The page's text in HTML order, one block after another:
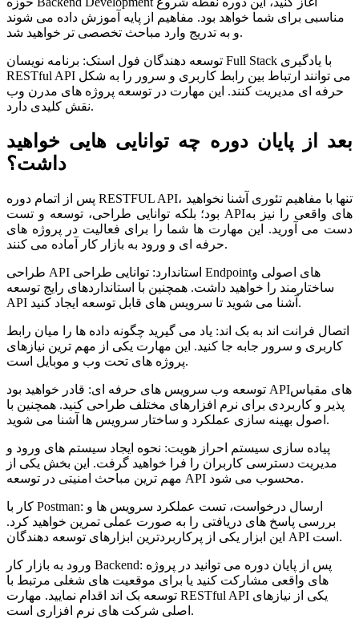
مناسبی برای شما خواهد بود. مفاهیم از پایه آموزش داده می شوند
و به تدریج وارد مباحث تخصصی تر خواهید شد.
توسعه دهندگان فول استک: برنامه نویسان Full Stack با یادگیری
RESTful API می توانند ارتباط بین رابط کاربری و سرور را به شکل
حرفه ای مدیریت کنند. این مهارت در توسعه پروژه های مدرن وب
نقش کلیدی دارد.
بعد از پایان دوره چه توانایی هایی خواهید
داشت؟
پس از اتمام دوره RESTFUL API، تنها با مفاهیم تئوری آشنا نخواهید
بود؛ بلکه توانایی طراحی، توسعه و تست APIهای واقعی را نیز به
دست می آورید. این مهارت ها شما را برای فعالیت در پروژه های
حرفه ای و ورود به بازار کار آماده می کنند.
طراحی API استاندارد: توانایی طراحی Endpointهای اصولی و
ساختارمند را خواهید داشت. همچنین با استانداردهای رایج توسعه
API آشنا می شوید تا سرویس های قابل توسعه ایجاد کنید.
اتصال فرانت اند به بک اند: یاد می گیرید چگونه داده ها را میان رابط
کاربری و سرور جابه جا کنید. این مهارت یکی از مهم ترین نیازهای
پروژه های تحت وب و موبایل است.
توسعه وب سرویس های حرفه ای: قادر خواهید بود APIهای مقیاس
پذیر و کاربردی برای نرم افزارهای مختلف طراحی کنید. همچنین با
اصول بهینه سازی عملکرد و ساختار سرویس ها آشنا می شوید.
پیاده سازی سیستم احراز هویت: نحوه ایجاد سیستم های ورود و
مدیریت دسترسی کاربران را فرا خواهید گرفت. این بخش یکی از
مهم ترین مباحث امنیتی در توسعه API محسوب می شود.
کار با Postman: ارسال درخواست، تست عملکرد سرویس ها و
بررسی پاسخ های دریافتی را به صورت عملی تمرین خواهید کرد.
این ابزار یکی از پرکاربردترین ابزارهای توسعه دهندگان API است.
ورود به بازار کار Backend: پس از پایان دوره می توانید در پروژه
های واقعی مشارکت کنید یا برای موقعیت های شغلی مرتبط با
توسعه بک اند اقدام نمایید. مهارت RESTful API یکی از نیازهای
اصلی شرکت های نرم افزاری است.